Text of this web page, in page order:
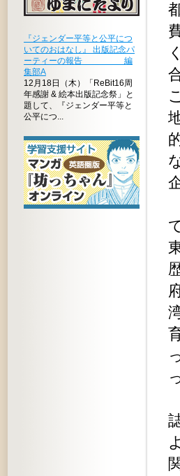
『ジェンダー平等と公平につ
いてのおはなし』 出版記念パ
ーティーの報告 編
集部A
12月18日（木）「ReBit16周
年感謝 & 絵本出版記念祭」と
題して、『ジェンダー平等と
公平につ...